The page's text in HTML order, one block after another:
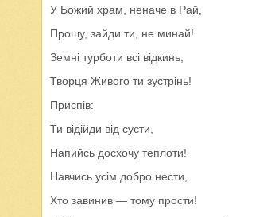
У Божий храм, неначе в Рай,
Прошу, зайди ти, не минай!
Земні турботи всі відкинь,
Творця Живого ти зустрінь!
Приспів:
Ти відійди від суєти,
Напийсь досхочу теплоти!
Навчись усім добро нести,
Хто завинив — тому прости!